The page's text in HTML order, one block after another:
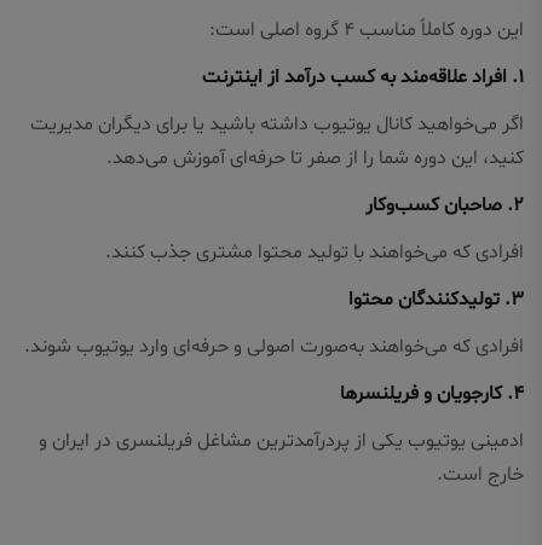
این دوره کاملاً مناسب ۴ گروه اصلی است:
۱. افراد علاقه‌مند به کسب درآمد از اینترنت
اگر می‌خواهید کانال یوتیوب داشته باشید یا برای دیگران مدیریت
کنید، این دوره شما را از صفر تا حرفه‌ای آموزش می‌دهد.
۲. صاحبان کسب‌وکار
افرادی که می‌خواهند با تولید محتوا مشتری جذب کنند.
۳. تولیدکنندگان محتوا
افرادی که می‌خواهند به‌صورت اصولی و حرفه‌ای وارد یوتیوب شوند.
۴. کارجویان و فریلنسرها
ادمینی یوتیوب یکی از پردرآمدترین مشاغل فریلنسری در ایران و
خارج است.